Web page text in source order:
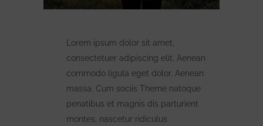
Lorem ipsum dolor sit amet,
consectetuer adipiscing elit. Aenean
commodo ligula eget dolor. Aenean
massa. Cum sociis Theme natoque
penatibus et magnis dis parturient
montes, nascetur ridiculus